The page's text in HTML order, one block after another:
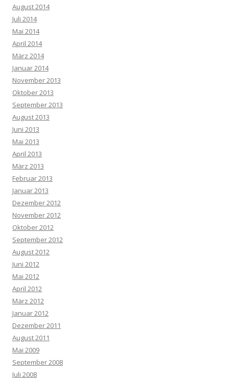
August 2014
Juli 2014
Mai 2014
April 2014
März 2014
Januar 2014
November 2013
Oktober 2013
September 2013
August 2013
Juni 2013
Mai 2013
April 2013
März 2013
Februar 2013
Januar 2013
Dezember 2012
November 2012
Oktober 2012
September 2012
August 2012
Juni 2012
Mai 2012
April 2012
März 2012
Januar 2012
Dezember 2011
August 2011
Mai 2009
September 2008
Juli 2008